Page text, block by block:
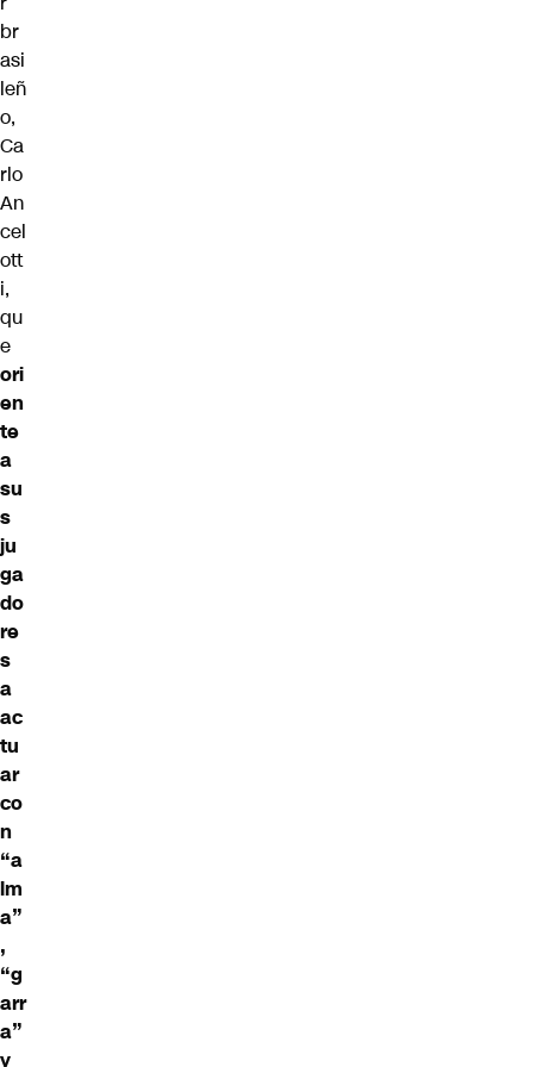
br
asi
leñ
o,
Ca
rlo
An
cel
ott
i,
qu
e
ori
en
te
a
su
s
ju
ga
do
re
s
a
ac
tu
ar
co
n
“a
lm
a”
,
“g
arr
a”
y